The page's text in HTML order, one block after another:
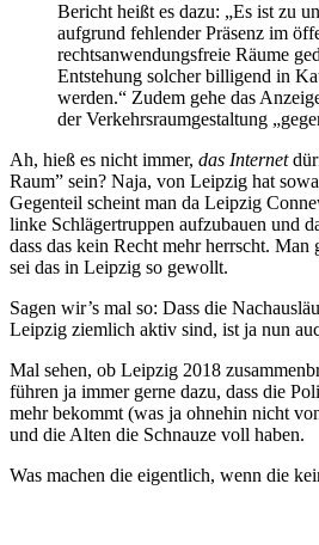
Bericht heißt es dazu: „Es ist zu
aufgrund fehlender Präsenz im
rechtsanwendungsfreie Räume
Entstehung solcher billigend in
werden.“ Zudem gehe das
der Verkehrsraumgestaltung
Ah, hieß es nicht immer, das Internet
Raum” sein? Naja, von Leipzig hat
Gegenteil scheint man da Leipzig
linke Schlägertruppen aufzubauen und
dass das kein Recht mehr herrscht.
sei das in Leipzig so gewollt.
Sagen wir’s mal so: Dass die
Leipzig ziemlich aktiv sind, ist ja nun
Mal sehen, ob Leipzig 2018
führen ja immer gerne dazu, dass die
mehr bekommt (was ja ohnehin nicht
und die Alten die Schnauze voll haben.
Was machen die eigentlich, wenn die